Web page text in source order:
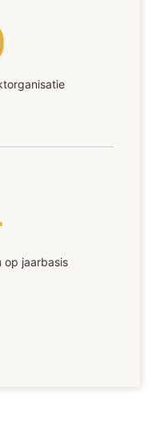
op jaarbasis